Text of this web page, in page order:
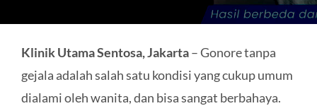
Klinik Utama Sentosa, Jakarta– Gonore tanpa
gejala adalah salah satu kondisi yang cukup umum
dialami oleh wanita, dan bisa sangat berbahaya.